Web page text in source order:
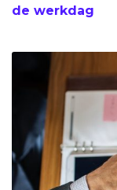
de werkdag